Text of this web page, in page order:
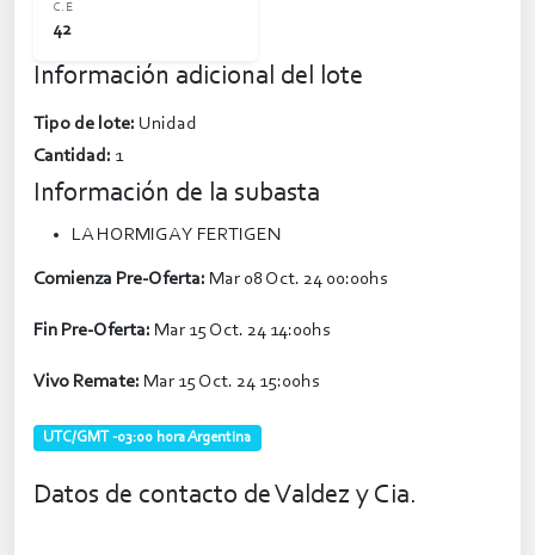
C.E
42
Información adicional del lote
Tipo de lote: Unidad
Cantidad: 1
Información de la subasta
LA HORMIGA Y FERTIGEN
Comienza Pre-Oferta: Mar 08 Oct. 24 00:00hs
Fin Pre-Oferta: Mar 15 Oct. 24 14:00hs
Vivo Remate: Mar 15 Oct. 24 15:00hs
UTC/GMT -03:00 hora Argentina
Datos de contacto de Valdez y Cia.